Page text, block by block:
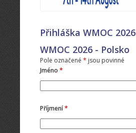
Přihláška WMOC 2026
WMOC 2026 - Polsko
Pole označené * jsou povinné
Jméno *
Příjmení*